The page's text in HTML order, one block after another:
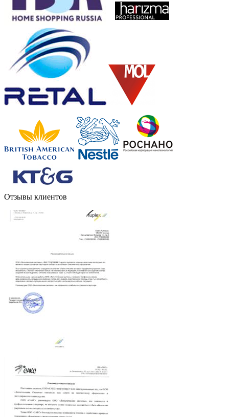
Отзывы клиентов